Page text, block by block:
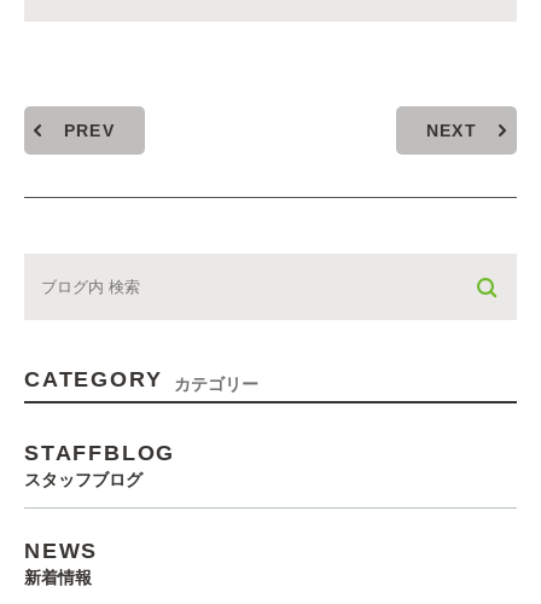
PREV NEXT
CATEGORY カテゴリー
STAFFBLOG
スタッフブログ
NEWS
新着情報